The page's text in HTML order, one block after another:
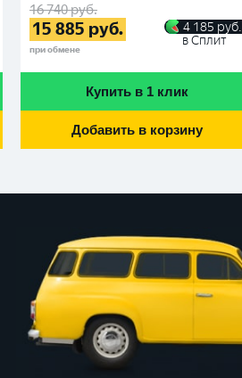
16 740руб.
15 885 руб.
при обмене
4 185 руб.
в Сплит
Купить в 1 клик
Добавить в корзину